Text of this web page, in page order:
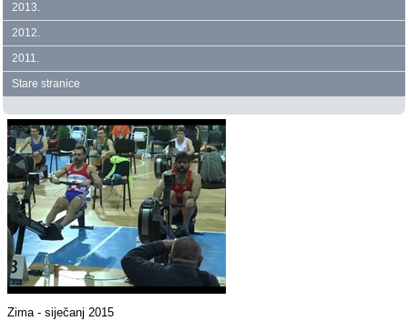
2013.
2012.
2011.
Stare stranice
Zima - siječanj 2015